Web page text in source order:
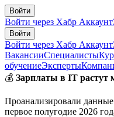
Войти
Войти через Хабр Аккаунт
Войти
Войти через Хабр Аккаунт
ВакансииСпециалисты
обучениеЭксперты
💰 Зарплаты в IT растут
Проанализировали данные
первое полугодие 2026